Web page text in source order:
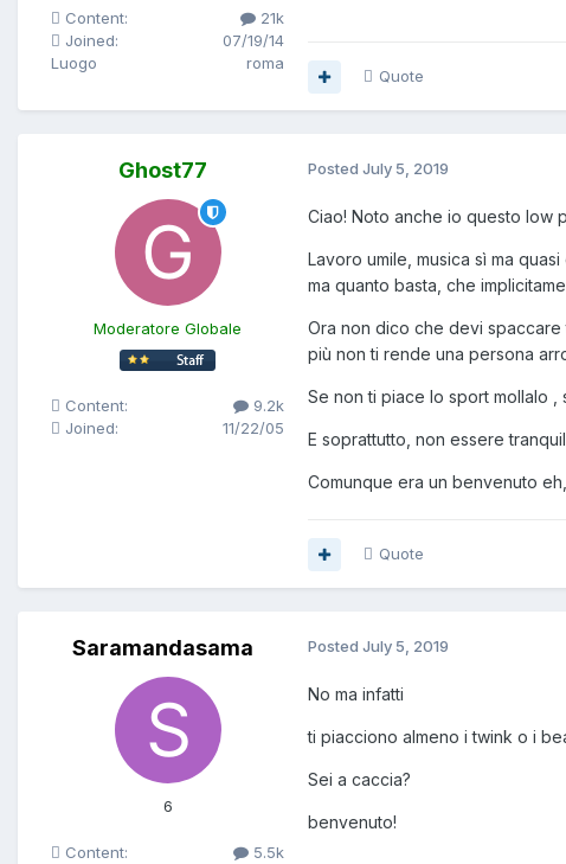
Content:
21k
Joined:
07/19/14
Luogo
roma
Quote
Ghost77
Moderatore Globale
Content:
9.2k
Joined:
11/22/05
Posted July 5, 2019
Ciao! Noto anche io questo low
Lavoro umile, musica sì ma
ma quanto basta, che
Ora non dico che devi
più non ti rende una persona
Se non ti piace lo sport mollalo ,
E soprattutto, non essere
Comunque era un benvenuto
Quote
Saramandasama
6
Content:
5.5k
Posted July 5, 2019
No ma infatti
ti piacciono almeno i twink o i
Sei a caccia?
benvenuto!